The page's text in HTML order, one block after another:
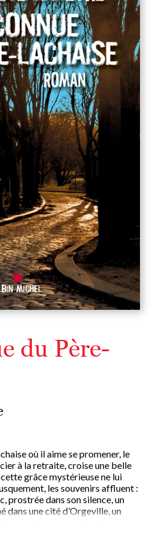
du Père-
où il aime se promener, le
à la retraite, croise une belle
grâce mystérieuse ne lui
les souvenirs affluent :
prostrée dans son silence, un
dans une cité d’Orgeville, un